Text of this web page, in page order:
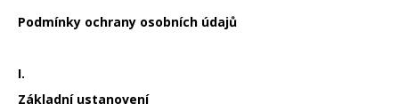
Podmínky ochrany osobních údajů
I.
Základní ustanovení
t
e
b